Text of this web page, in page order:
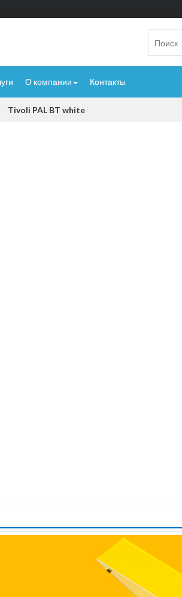
О компании Контакты
Tivoli PAL BT white